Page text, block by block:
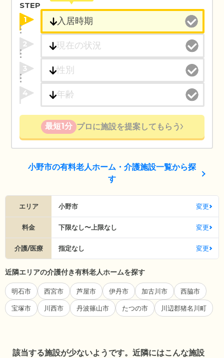
STEP
1
2
3
4
最短1分 プロに施設を提案してもらう
小野市の有料老人ホーム・介護施設一覧から探
す
エリア 小野市 変更
料金 下限なし〜上限なし 変更
介護/医療 指定なし 変更
近隣エリアの介護付き有料老人ホームを探す
明石市 西宮市 芦屋市 伊丹市 加古川市 西脇市
宝塚市 川西市 丹波篠山市 たつの市 川辺郡猪名川町
該当する施設が少ないようです。近隣にはこんな施設